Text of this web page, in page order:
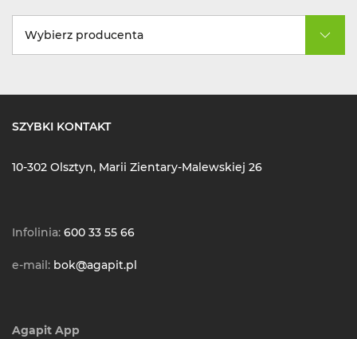
Wybierz producenta
SZYBKI KONTAKT
10-302 Olsztyn, Marii Zientary-Malewskiej 26
Infolinia: 600 33 55 66
e-mail: bok@agapit.pl
Agapit App